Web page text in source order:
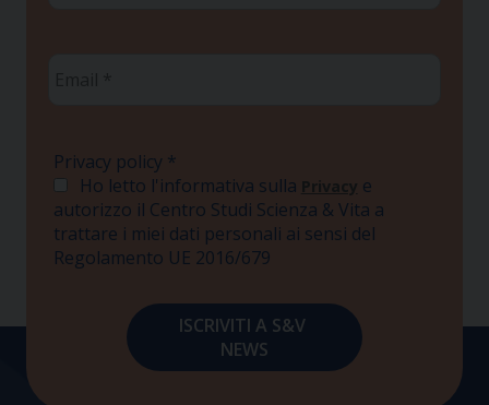
Privacy policy *
Ho letto l'informativa sulla Privacy e
autorizzo il Centro Studi Scienza & Vita a
trattare i miei dati personali ai sensi del
Regolamento UE 2016/679